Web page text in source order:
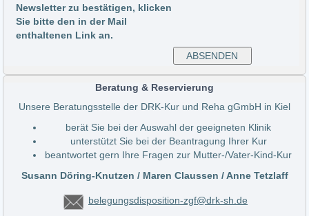
Newsletter zu bestätigen, klicken
Sie bitte den in der Mail
enthaltenen Link an.
Beratung & Reservierung
Unsere Beratungsstelle der DRK-Kur und Reha gGmbH in Kiel
berät Sie bei der Auswahl der geeigneten Klinik
unterstützt Sie bei der Beantragung Ihrer Kur
beantwortet gern Ihre Fragen zur Mutter-/Vater-Kind-Kur
Susann Döring-Knutzen / Maren Claussen / Anne Tetzlaff
belegungsdisposition-zgf@drk-sh.de